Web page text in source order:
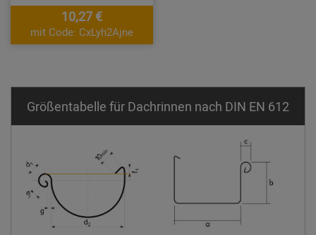
10,27 €
mit Code: CxLyh2Ajne
Größentabelle für Dachrinnen nach DIN EN 612